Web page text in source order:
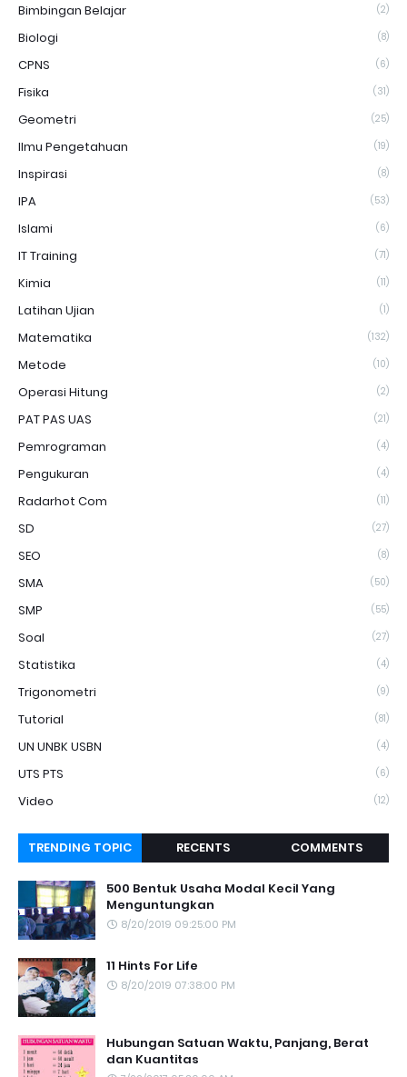
Bimbingan Belajar (2)
Biologi (8)
CPNS (6)
Fisika (31)
Geometri (25)
Ilmu Pengetahuan (19)
Inspirasi (8)
IPA (53)
Islami (6)
IT Training (71)
Kimia (11)
Latihan Ujian (1)
Matematika (132)
Metode (10)
Operasi Hitung (2)
PAT PAS UAS (21)
Pemrograman (4)
Pengukuran (4)
Radarhot Com (11)
SD (27)
SEO (8)
SMA (50)
SMP (55)
Soal (27)
Statistika (4)
Trigonometri (9)
Tutorial (81)
UN UNBK USBN (4)
UTS PTS (6)
Video (12)
TRENDING TOPIC RECENTS COMMENTS
500 Bentuk Usaha Modal Kecil Yang
Menguntungkan
8/20/2019 09:25:00 PM
11 Hints For Life
8/20/2019 07:38:00 PM
Hubungan Satuan Waktu, Panjang, Berat
dan Kuantitas